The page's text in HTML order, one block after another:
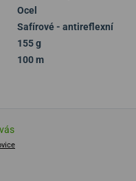
Ocel
Safírové - antireflexní
155 g
100 m